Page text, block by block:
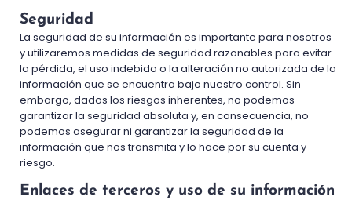
Seguridad
La seguridad de su información es importante para nosotros
y utilizaremos medidas de seguridad razonables para evitar
la pérdida, el uso indebido o la alteración no autorizada de la
información que se encuentra bajo nuestro control. Sin
embargo, dados los riesgos inherentes, no podemos
garantizar la seguridad absoluta y, en consecuencia, no
podemos asegurar ni garantizar la seguridad de la
información que nos transmita y lo hace por su cuenta y
riesgo.
Enlaces de terceros y uso de su información